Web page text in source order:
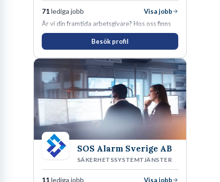
71lediga jobb
Visa jobb
Är vi din framtida arbetsgivare? Hos oss finns
engagemang, vilja och hjärta. Här uppmuntras
du alltid till utveckling! Vårt forskningsklimat är
oförskämt bra. Erfarna och engagerande
medarbetare gör att utvecklingen hos oss går i
snabb takt. Här hittar du en av landets mest
spännande arbetsplatser!
Besök profil
SOS Alarm Sverige AB
SÄKERHETSSYSTEMTJÄNSTER
11lediga jobb
Visa jobb